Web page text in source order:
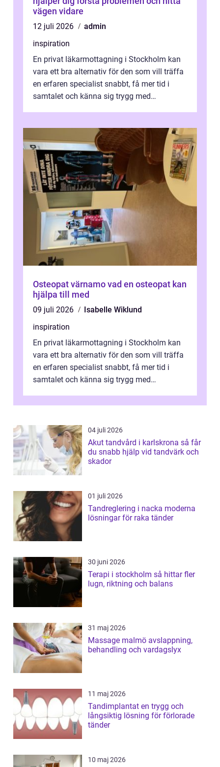
vägen vidare
12 juli 2026
admin
inspiration
En privat läkarmottagning i Stockholm kan
vara ett bra alternativ för den som vill träffa
en erfaren specialist snabbt, få mer tid i
samtalet och känna sig trygg med
Osteopat värnamo vad en osteopat kan
hjälpa till med
09 juli 2026
Isabelle Wiklund
inspiration
En privat läkarmottagning i Stockholm kan
vara ett bra alternativ för den som vill träffa
en erfaren specialist snabbt, få mer tid i
samtalet och känna sig trygg med
04 juli 2026
Akut tandvård i karlskrona så får
du snabb hjälp vid tandvärk och
skador
01 juli 2026
Tandreglering i nacka moderna
lösningar för raka tänder
30 juni 2026
Terapi i stockholm så hittar fler
lugn, riktning och balans
31 maj 2026
Massage malmö avslappning,
behandling och vardagslyx
11 maj 2026
Tandimplantat en trygg och
långsiktig lösning för förlorade
tänder
10 maj 2026